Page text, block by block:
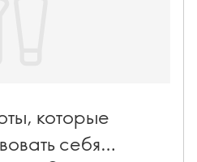
которые
себя